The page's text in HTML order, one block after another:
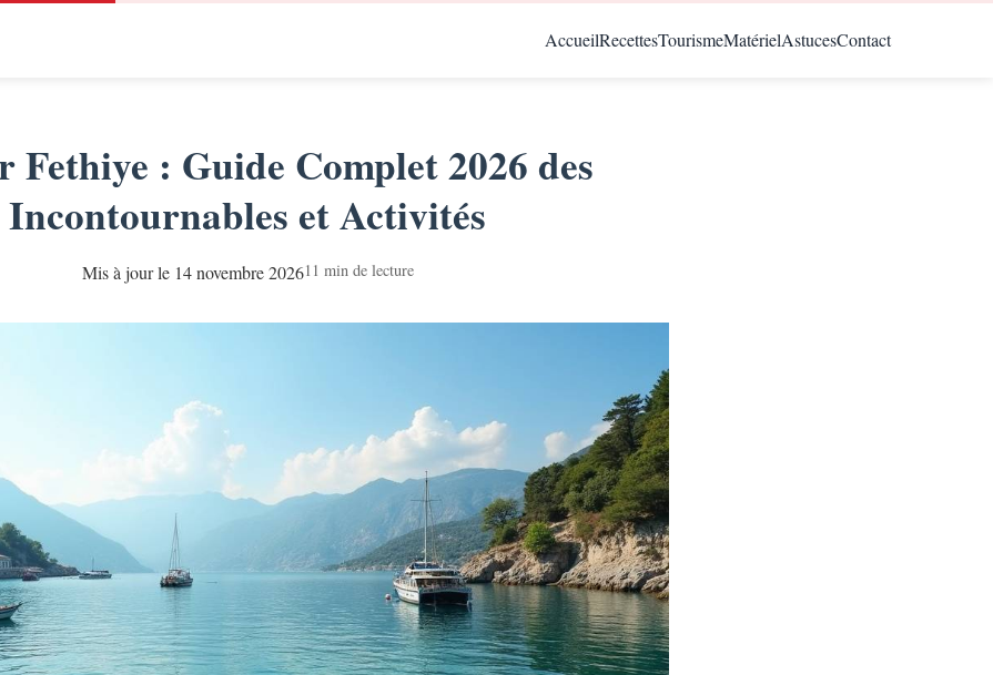
AccueilRecettesTourismeMatérielAstucesContact
Fethiye : Guide Complet 2026 des
Incontournables et Activités
Mis à jour le 14 novembre 202611 min de lecture